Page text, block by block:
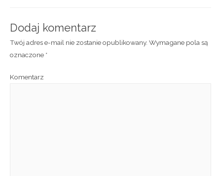
Dodaj komentarz
Twój adres e-mail nie zostanie opublikowany. Wymagane pola są
oznaczone *
Komentarz